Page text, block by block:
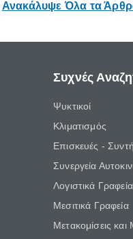
Ανακάλυψε Όλα τα
Συχνές
Ψυκτικοί
Κλιματισμός
Επισκευές -
Συνεργεία
Λογιστικά Γραφεία
Μεσιτικά Γραφεία
Μετακομίσεις